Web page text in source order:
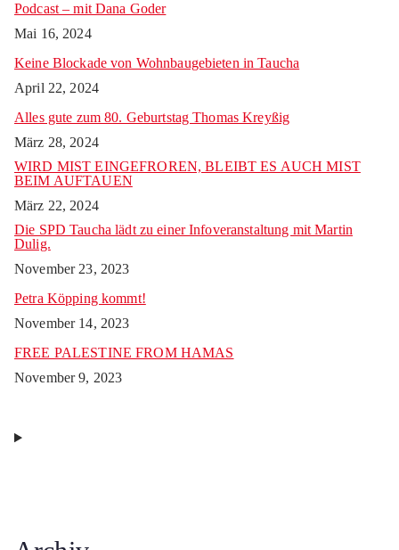
Podcast – mit Dana Goder
Mai 16, 2024
Keine Blockade von Wohnbaugebieten in Taucha
April 22, 2024
Alles gute zum 80. Geburtstag Thomas Kreyßig
März 28, 2024
WIRD MIST EINGEFROREN, BLEIBT ES AUCH MIST
BEIM AUFTAUEN
März 22, 2024
Die SPD Taucha lädt zu einer Infoveranstaltung mit Martin
Dulig.
November 23, 2023
Petra Köpping kommt!
November 14, 2023
FREE PALESTINE FROM HAMAS
November 9, 2023